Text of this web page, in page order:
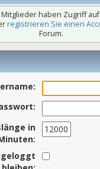
haben Zugriff
registrieren Sie einen
Forum.
in